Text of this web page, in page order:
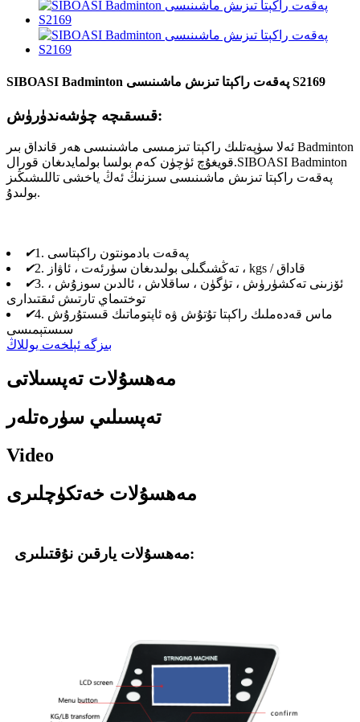
SIBOASI Badminton پەقەت راكېتا تىزىش ماشىنىسى S2169
قىسقىچە چۈشەندۈرۈش:
ئەلا سۈپەتلىك راكېتا تىزمىسى ماشىنىسى ھەر قانداق بىر Badminton
قويغۇچ ئۈچۈن كەم بولسا بولمايدىغان قورال.SIBOASI Badminton
پەقەت راكېتا تىزىش ماشىنىسى سىزنىڭ ئەڭ ياخشى تاللىشىڭىز
بولىدۇ.
✔
1. پەقەت بادمونتون راكېتاسى
✔
2. تەڭشىگىلى بولىدىغان سۈرئەت ، ئاۋاز ، kgs / قاداق
✔3. ئۆزىنى تەكشۈرۈش ، تۈگۈن ، ساقلاش ، ئالدىن سوزۇش ،
توختىماي تارتىش ئىقتىدارى
✔4. ماس قەدەملىك راكېتا تۇتۇش ۋە ئاپتوماتىك قىستۇرۇش
سىستېمىسى
بىزگە ئېلخەت يوللاڭ
مەھسۇلات تەپسىلاتى
تەپسىلىي سۈرەتلەر
Video
مەھسۇلات خەتكۈچلىرى
مەھسۇلات يارقىن نۇقتىلىرى: